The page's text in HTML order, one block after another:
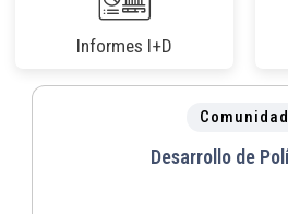
Informes I+D
Comunidad
Desarrollo de